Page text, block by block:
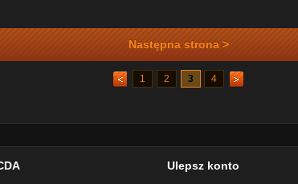
Następna strona >
1 2 3 4
Ulepsz konto